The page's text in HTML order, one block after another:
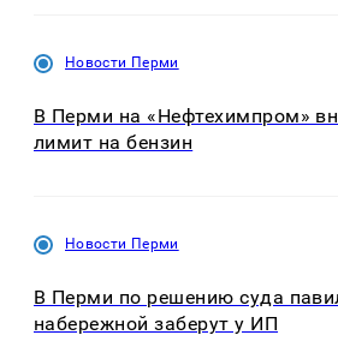
Новости Перми
В Перми на «Нефтехимпром»
лимит на бензин
Новости Перми
В Перми по решению суда
набережной заберут у ИП